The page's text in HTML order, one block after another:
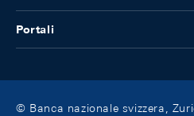
Portali
© Banca nazionale svizzera,